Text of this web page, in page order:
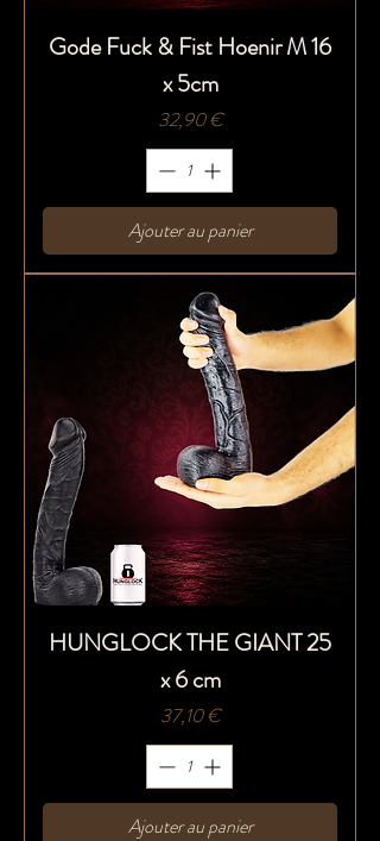
Gode Fuck & Fist Hoenir M 16
x 5cm
Prix
32,90 €
Ajouter au panier
HUNGLOCK THE GIANT 25
x 6 cm
Prix
37,10 €
Ajouter au panier